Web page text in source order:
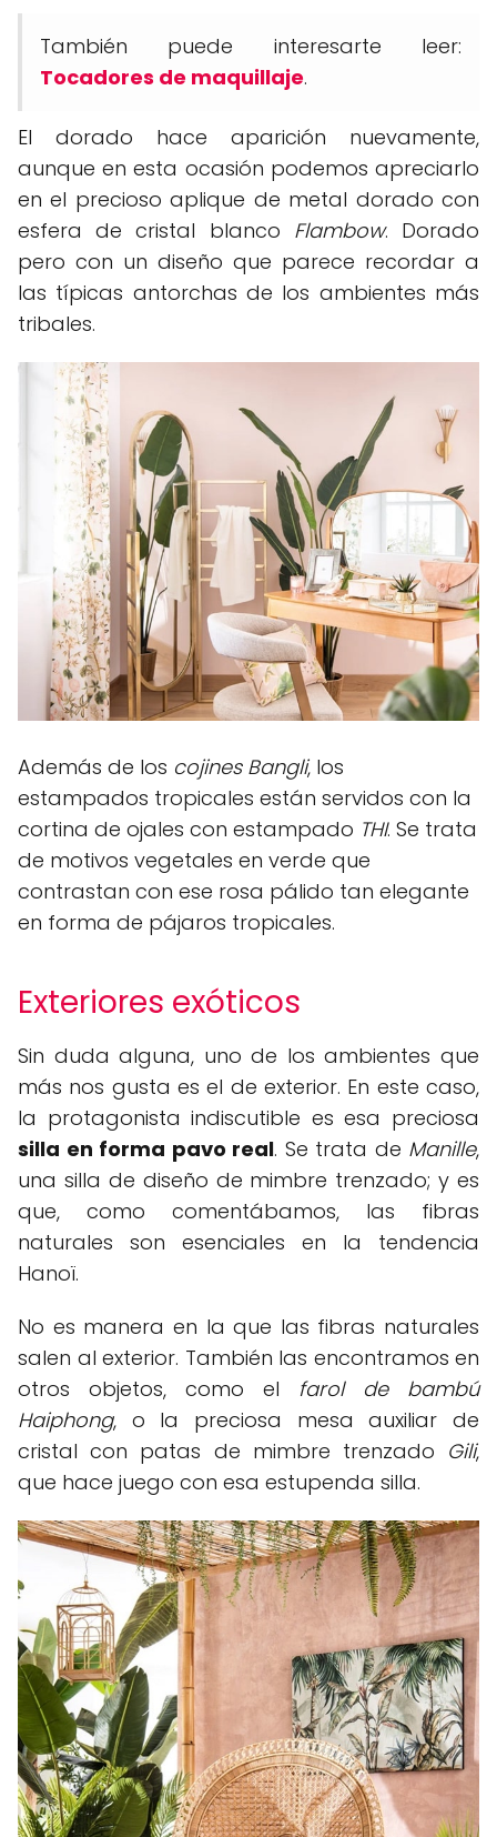
También puede interesarte leer:
Tocadores de maquillaje.
El dorado hace aparición nuevamente,
aunque en esta ocasión podemos apreciarlo
en el precioso aplique de metal dorado con
esfera de cristal blanco Flambow. Dorado
pero con un diseño que parece recordar a
las típicas antorchas de los ambientes más
tribales.
Además de los cojines Bangli, los
estampados tropicales están servidos con la
cortina de ojales con estampado THI. Se trata
de motivos vegetales en verde que
contrastan con ese rosa pálido tan elegante
en forma de pájaros tropicales.
Exteriores exóticos
Sin duda alguna, uno de los ambientes que
más nos gusta es el de exterior. En este caso,
la protagonista indiscutible es esa preciosa
silla en forma pavo real. Se trata de Manille,
una silla de diseño de mimbre trenzado; y es
que, como comentábamos, las fibras
naturales son esenciales en la tendencia
Hanoï.
No es manera en la que las fibras naturales
salen al exterior. También las encontramos en
otros objetos, como el farol de bambú
Haiphong, o la preciosa mesa auxiliar de
cristal con patas de mimbre trenzado Gili,
que hace juego con esa estupenda silla.